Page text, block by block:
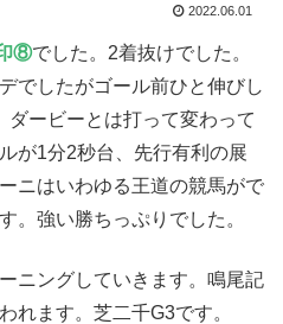
2022.06.01
⑧でした。2着抜けでした。
でしたがゴール前ひと伸びし
ダービーとは打って変わって
が1分2秒台、先行有利の展
ニはいわゆる王道の競馬がで
。強い勝ちっぷりでした。
ニングしていきます。鳴尾記
れます。芝二千G3です。